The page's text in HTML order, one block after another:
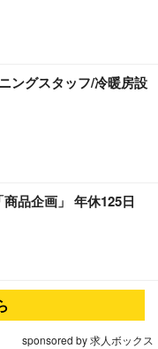
ングスタッフ/冷暖房設
品企画」 年休125日
sponsored by 求人ボックス